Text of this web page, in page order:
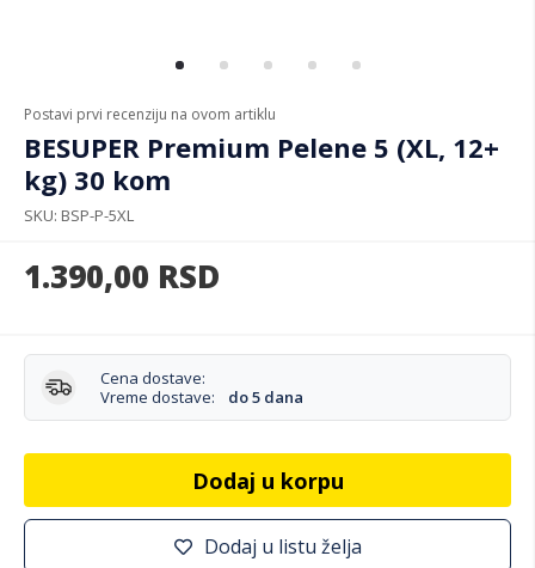
Postavi prvi recenziju na ovom artiklu
BESUPER Premium Pelene 5 (XL, 12+
kg) 30 kom
SKU BSP-P-5XL
1.390,00 RSD
Cena dostave:
Vreme dostave:
do 5 dana
Dodaj u korpu
Dodaj u listu želja